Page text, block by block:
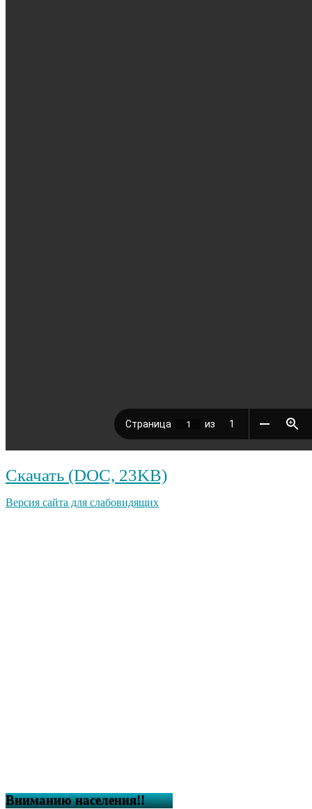
Скачать (DOC, 23KB)
Версия сайта для слабовидящих
Вниманию населения!!